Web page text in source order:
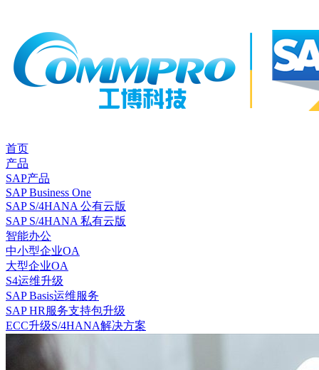
首页
产品
SAP产品
SAP Business One
SAP S/4HANA 公有云版
SAP S/4HANA 私有云版
智能办公
中小型企业OA
大型企业OA
S4运维升级
SAP Basis运维服务
SAP HR服务支持包升级
ECC升级S/4HANA解决方案